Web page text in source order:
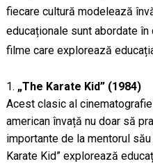
fiecare cultură modelează
educaționale sunt abordate
filme care explorează
„The Karate Kid” (1984)
Acest clasic al
american învață nu doar să
importante de la mentorul său
Karate Kid” explorează